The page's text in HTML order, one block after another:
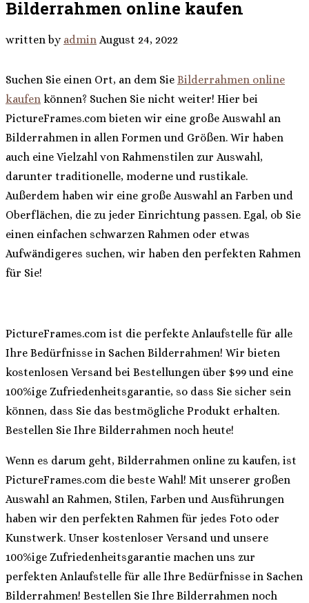
Bilderrahmen online kaufen
written by admin August 24, 2022
Suchen Sie einen Ort, an dem Sie Bilderrahmen online
kaufen können? Suchen Sie nicht weiter! Hier bei
PictureFrames.com bieten wir eine große Auswahl an
Bilderrahmen in allen Formen und Größen. Wir haben
auch eine Vielzahl von Rahmenstilen zur Auswahl,
darunter traditionelle, moderne und rustikale.
Außerdem haben wir eine große Auswahl an Farben und
Oberflächen, die zu jeder Einrichtung passen. Egal, ob Sie
einen einfachen schwarzen Rahmen oder etwas
Aufwändigeres suchen, wir haben den perfekten Rahmen
für Sie!
PictureFrames.com ist die perfekte Anlaufstelle für alle
Ihre Bedürfnisse in Sachen Bilderrahmen! Wir bieten
kostenlosen Versand bei Bestellungen über $99 und eine
100%ige Zufriedenheitsgarantie, so dass Sie sicher sein
können, dass Sie das bestmögliche Produkt erhalten.
Bestellen Sie Ihre Bilderrahmen noch heute!
Wenn es darum geht, Bilderrahmen online zu kaufen, ist
PictureFrames.com die beste Wahl! Mit unserer großen
Auswahl an Rahmen, Stilen, Farben und Ausführungen
haben wir den perfekten Rahmen für jedes Foto oder
Kunstwerk. Unser kostenloser Versand und unsere
100%ige Zufriedenheitsgarantie machen uns zur
perfekten Anlaufstelle für alle Ihre Bedürfnisse in Sachen
Bilderrahmen! Bestellen Sie Ihre Bilderrahmen noch